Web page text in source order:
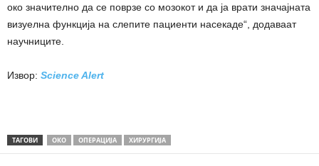
око значително да се поврзе со мозокот и да ја врати значајната
визуелна функција на слепите пациенти насекаде“, додаваат
научниците.
Извор: Science Alert
ТАГОВИ ОКО ОПЕРАЦИЈА ХИРУРГИЈА